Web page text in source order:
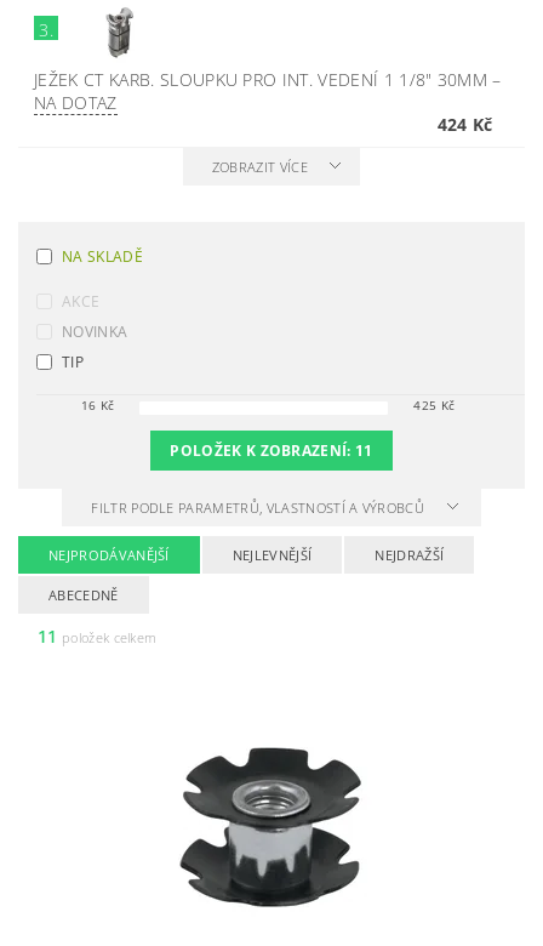
3.
JEŽEK CT KARB. SLOUPKU PRO INT. VEDENÍ 1 1/8" 30MM–
NA DOTAZ
424 Kč
ZOBRAZIT VÍCE
NA SKLADĚ
AKCE
NOVINKA
TIP
16 Kč 425 Kč
POLOŽEK K ZOBRAZENÍ: 11
FILTR PODLE PARAMETRŮ, VLASTNOSTÍ A VÝROBCŮ
NEJPRODÁVANĚJŠÍ NEJLEVNĚJŠÍ NEJDRAŽŠÍ
ABECEDNĚ
11 položek celkem